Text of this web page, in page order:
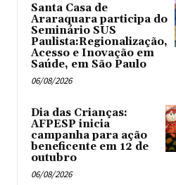
Santa Casa de
Araraquara participa do
Seminário SUS
Paulista:Regionalização,
Acesso e Inovação em
Saúde, em São Paulo
06/08/2026
Dia das Crianças:
AFPESP inicia
campanha para ação
beneficente em 12 de
outubro
06/08/2026